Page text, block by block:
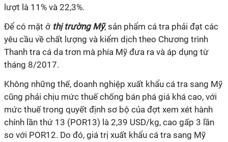
lượt là 11% và 22,3%.
Để có mặt ở thị trường Mỹ, sản phẩm cá tra phải đạt các
yêu cầu về chất lượng và kiểm dịch theo Chương trình
Thanh tra cá da trơn mà phía Mỹ đưa ra và áp dụng từ
tháng 8/2017.
Không những thế, doanh nghiệp xuất khẩu cá tra sang Mỹ
cũng phải chịu mức thuế chống bán phá giá khá cao, với
mức thuế trong quyết định sơ bộ của đợt xem xét hành
chính lần thứ 13 (POR13) là 2,39 USD/kg, cao gấp 3 lần
so với POR12. Do đó, giá trị xuất khẩu cá tra sang Mỹ